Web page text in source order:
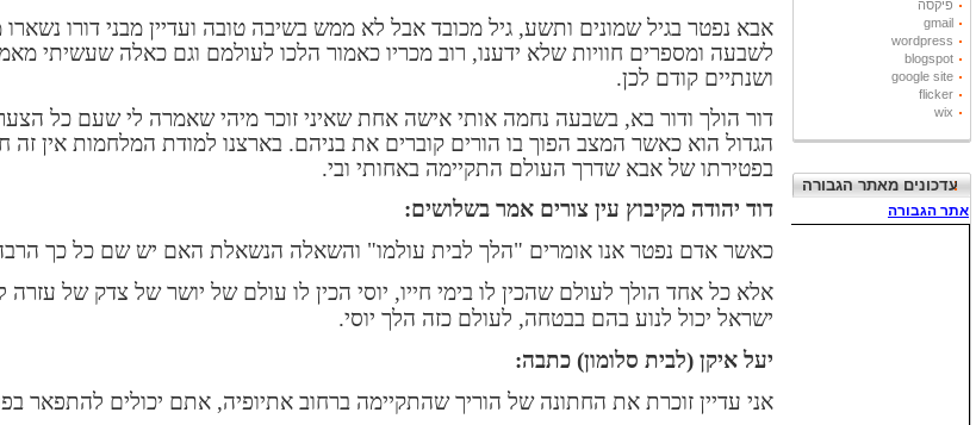
פיקסה
gmail
wordpress
blogspot
google site
flicker
wix
עדכונים מאתר הגבורה
אבא נפטר בגיל שמונים ותשע, גיל מכובד אבל לא ממש בשיבה טובה ועדיין מבני דורו
לשבעה ומספרים חוויות שלא ידענו, רוב מכריו כאמור הלכו לעולמם וגם כאלה שעשיתי
ושנתיים קודם לכן.
דור הולך ודור בא, בשבעה נחמה אותי אישה אחת שאיני זוכר מיהי שאמרה לי שעם כל
הגדול הוא כאשר המצב הפוך בו הורים קוברים את בניהם. בארצנו למודת המלחמות אין זה
בפטירתו של אבא שדרך העולם התקיימה באחותי ובי.
דוד יהודה מקיבוץ עין צורים אמר בשלושים:
כאשר אדם נפטר אנו אומרים "הלך לבית עולמו" והשאלה הנשאלת האם יש שם כל כך
אלא כל אחד הולך לעולם שהכין לו בימי חייו, יוסי הכין לו עולם של יושר של צדק של
ישראל יכול לנוע בהם בבטחה, לעולם כזה הלך יוסי.
יעל איקן (לבית סלומון) כתבה:
אני עדיין זוכרת את החתונה של הוריך שהתקיימה ברחוב אתיופיה, אתם יכולים להתפאר